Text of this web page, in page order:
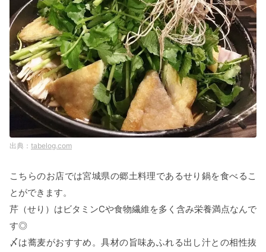
tabelog.com
こちらのお店では宮城県の郷土料理であるせり鍋を食べるこ
とができます。
芹（せり）はビタミンCや食物繊維を多く含み栄養満点なんで
す◎
〆は蕎麦がおすすめ。具材の旨味あふれる出し汁との相性抜